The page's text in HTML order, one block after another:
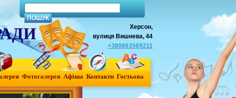
Херсон,
вулиця Вишнева, 44
+380663569211
Фотогалерея Афiша Контакти Гостьова